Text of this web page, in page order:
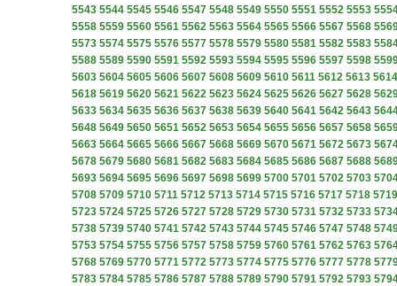
5543 5544 5545 5546 5547 5548 5549 5550 5551 5552 5553
5558 5559 5560 5561 5562 5563 5564 5565 5566 5567 5568
5573 5574 5575 5576 5577 5578 5579 5580 5581 5582 5583
5588 5589 5590 5591 5592 5593 5594 5595 5596 5597 5598
5603 5604 5605 5606 5607 5608 5609 5610 5611 5612 5613 5614
5618 5619 5620 5621 5622 5623 5624 5625 5626 5627 5628
5633 5634 5635 5636 5637 5638 5639 5640 5641 5642 5643
5648 5649 5650 5651 5652 5653 5654 5655 5656 5657 5658
5663 5664 5665 5666 5667 5668 5669 5670 5671 5672 5673
5678 5679 5680 5681 5682 5683 5684 5685 5686 5687 5688
5693 5694 5695 5696 5697 5698 5699 5700 5701 5702 5703
5708 5709 5710 5711 5712 5713 5714 5715 5716 5717 5718 5719
5723 5724 5725 5726 5727 5728 5729 5730 5731 5732 5733
5738 5739 5740 5741 5742 5743 5744 5745 5746 5747 5748
5753 5754 5755 5756 5757 5758 5759 5760 5761 5762 5763
5768 5769 5770 5771 5772 5773 5774 5775 5776 5777 5778
5783 5784 5785 5786 5787 5788 5789 5790 5791 5792 5793